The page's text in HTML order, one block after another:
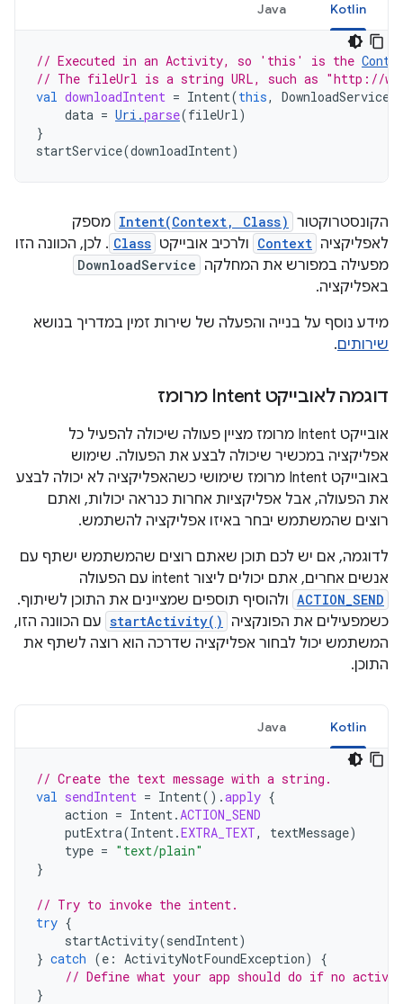
Kotlin
Java
// Executed in an Activity, so 'this' is the
// The fileUrl is a string URL, such as "http://
val downloadIntent = Intent(this, DownloadService
data = Uri .parse(fileUrl)
}
startService(downloadIntent)
הקונסטרוקטור Intent(Context, Class) מספק
לאפליקציה Context ולרכיב אובייקט Class . לכן, הכוונה הזו
מפעילה במפורש את המחלקה DownloadService
באפליקציה.
מידע נוסף על בנייה והפעלה של שירות זמין במדריך בנושא
שירותים.
דוגמה לאובייקט Intent מרומז
אובייקט Intent מרומז מציין פעולה שיכולה להפעיל כל
אפליקציה במכשיר שיכולה לבצע את הפעולה. שימוש
באובייקט Intent מרומז שימושי כשהאפליקציה לא יכולה לבצע
את הפעולה, אבל אפליקציות אחרות כנראה יכולות, ואתם
רוצים שהמשתמש יבחר באיזו אפליקציה להשתמש.
לדוגמה, אם יש לכם תוכן שאתם רוצים שהמשתמש ישתף עם
אנשים אחרים, אתם יכולים ליצור intent עם הפעולה
ACTION_SEND ולהוסיף תוספים שמציינים את התוכן לשיתוף.
כשמפעילים את הפונקציה
startActivity() עם הכוונה הזו,
המשתמש יכול לבחור אפליקציה שדרכה הוא רוצה לשתף את
התוכן.
Kotlin
Java
// Create the text message with a string.
val sendIntent = Intent().apply {
action = Intent.ACTION_SEND
putExtra(Intent.EXTRA_TEXT, textMessage)
type = "text/plain"
}
// Try to invoke the intent.
try {
startActivity(sendIntent)
} catch (e : ActivityNotFoundException)
{
// Define what your app should do if no
}